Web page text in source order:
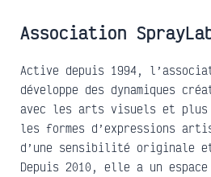
Association
Active depuis 1994,
développe des dynamiques
avec les arts visuels et plus
les formes d’expressions
d’une sensibilité originale
Depuis 2010, elle a un